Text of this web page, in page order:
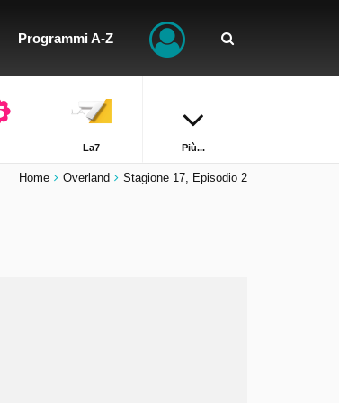
Programmi A-Z
La7 Più...
Home Overland Stagione 17, Episodio 2